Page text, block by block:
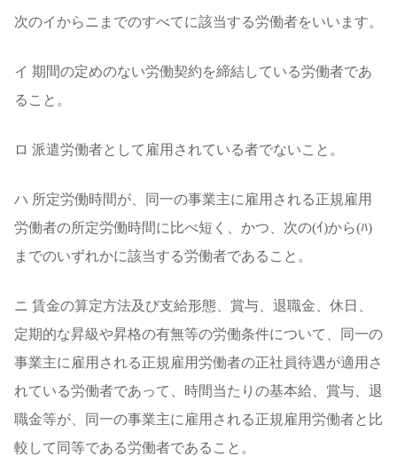
次のイからニまでのすべてに該当する労働者をいいます。
イ 期間の定めのない労働契約を締結している労働者であ
ること。
ロ 派遣労働者として雇用されている者でないこと。
ハ 所定労働時間が、同一の事業主に雇用される正規雇用
労働者の所定労働時間に比べ短く、かつ、次の(ｲ)から(ﾊ)
までのいずれかに該当する労働者であること。
ニ 賃金の算定方法及び支給形態、賞与、退職金、休日、
定期的な昇級や昇格の有無等の労働条件について、同一の
事業主に雇用される正規雇用労働者の正社員待遇が適用さ
れている労働者であって、時間当たりの基本給、賞与、退
職金等が、同一の事業主に雇用される正規雇用労働者と比
較して同等である労働者であること。